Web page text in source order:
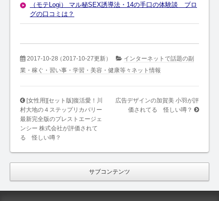
（モテLogi） マル秘SEX誘導法・14の手口の体験談 ブロ
グの口コミは？
2017-10-28（2017-10-27更新）
インターネットで話題の副
業・稼ぐ・習い事・学習・美容・健康等々ネット情報
[女性用][セット版]復活愛！川
村大地の４ステップリカバリー
最新完全版のプレストエージェ
ンシー 株式会社が評価されて
る 怪しい噂？
広告デザインの加賀美 小羽が評
価されてる 怪しい噂？
サブコンテンツ